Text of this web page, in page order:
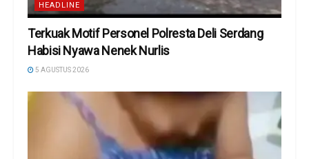
HEADLINE
Terkuak Motif Personel Polresta Deli Serdang
Habisi Nyawa Nenek Nurlis
5 AGUSTUS 2026